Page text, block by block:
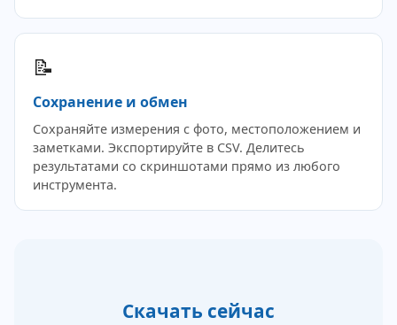
📝
Сохранение и обмен
Сохраняйте измерения с фото, местоположением и
заметками. Экспортируйте в CSV. Делитесь
результатами со скриншотами прямо из любого
инструмента.
Скачать сейчас